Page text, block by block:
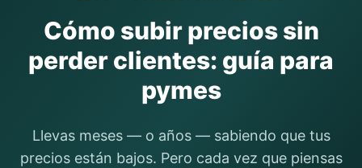
Cómo subir precios sin
perder clientes: guía para
pymes
Llevas meses — o años — sabiendo que tus
precios están bajos. Pero cada vez que piensas